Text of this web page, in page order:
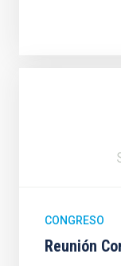
CONGRESO
Reunión